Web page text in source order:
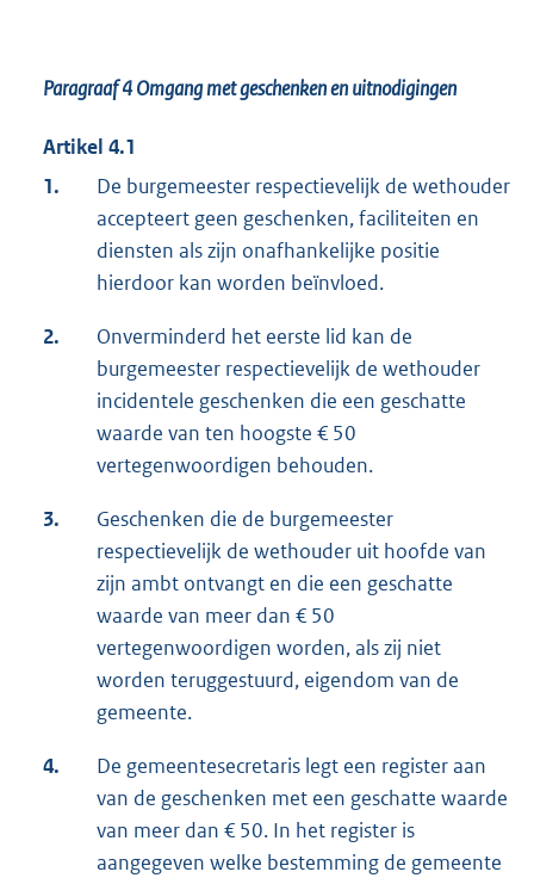
Paragraaf 4Omgang met geschenken en uitnodigingen
Artikel 4.1
1.
De burgemeester respectievelijk de wethouder
accepteert geen geschenken, faciliteiten en
diensten als zijn onafhankelijke positie
hierdoor kan worden beïnvloed.
2.
Onverminderd het eerste lid kan de
burgemeester respectievelijk de wethouder
incidentele geschenken die een geschatte
waarde van ten hoogste € 50
vertegenwoordigen behouden.
3.
Geschenken die de burgemeester
respectievelijk de wethouder uit hoofde van
zijn ambt ontvangt en die een geschatte
waarde van meer dan € 50
vertegenwoordigen worden, als zij niet
worden teruggestuurd, eigendom van de
gemeente.
4.
De gemeentesecretaris legt een register aan
van de geschenken met een geschatte waarde
van meer dan € 50. In het register is
aangegeven welke bestemming de gemeente